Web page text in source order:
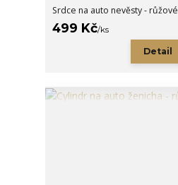
Srdce na auto nevěsty - růžové
499 Kč/ks
Detail